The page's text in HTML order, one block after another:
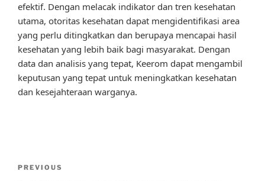
efektif. Dengan melacak indikator dan tren kesehatan
utama, otoritas kesehatan dapat mengidentifikasi area
yang perlu ditingkatkan dan berupaya mencapai hasil
kesehatan yang lebih baik bagi masyarakat. Dengan
data dan analisis yang tepat, Keerom dapat mengambil
keputusan yang tepat untuk meningkatkan kesehatan
dan kesejahteraan warganya.
Previous
PREVIOUS